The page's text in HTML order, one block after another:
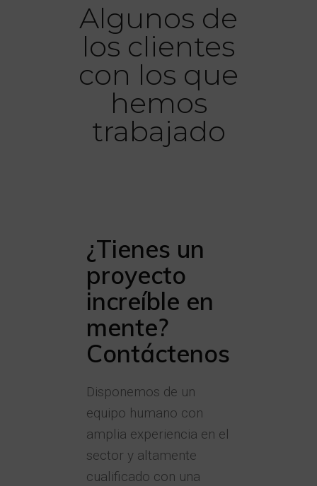
Algunos de
los clientes
con los que
hemos
trabajado
¿Tienes un
proyecto
increíble en
mente?
Contáctenos
Disponemos de un
equipo humano con
amplia experiencia en el
sector y altamente
cualificado con una